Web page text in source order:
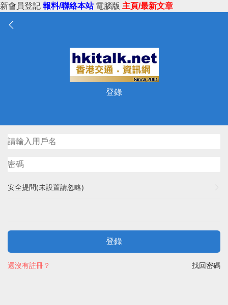
新會員登記 報料/聯絡本站 電腦版 主頁/最新文章
登錄
安全提問(未設置請忽略)
登錄
找回密碼
還沒有註冊？